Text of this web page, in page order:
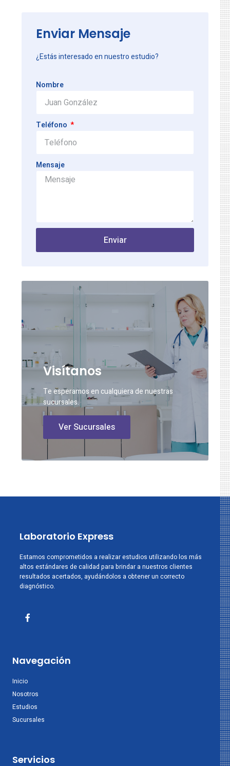
Enviar Mensaje
¿Estás interesado en nuestro estudio?
Nombre
Teléfono
Mensaje
Enviar
Visítanos
Te esperamos en cualquiera de nuestras
sucursales.
Ver Sucursales
Laboratorio Express
Estamos comprometidos a realizar estudios utilizando los más
altos estándares de calidad para brindar a nuestros clientes
resultados acertados, ayudándolos a obtener un correcto
diagnóstico.
Navegación
Inicio
Nosotros
Estudios
Sucursales
Servicios